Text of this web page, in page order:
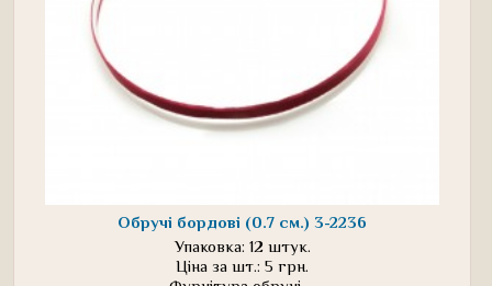
Обручі бордові (0.7 см.) 3-2236
Упаковка: 12 штук.
Ціна за шт.: 5 грн.